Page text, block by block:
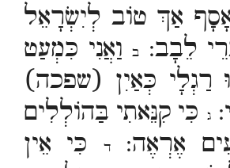
אַךְ טוֹב לְיִשְׂרָאֵל
לֵבָב:
ב וַאֲנִי כִּמְעַט
רַגְלָי כְּאַיִן (שפכה)
ג כִּי קִנֵּאתִי בַּהוֹלְלִים
אֶרְאֶה:ד
כִּי אֵין